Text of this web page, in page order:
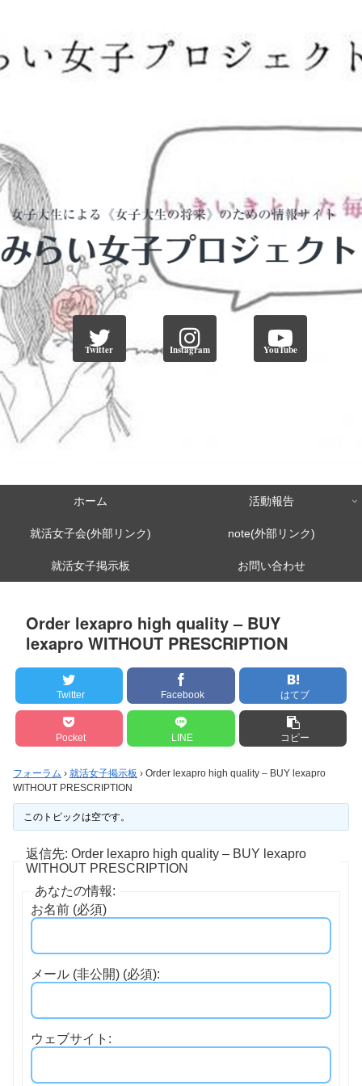
Twitter Instagram YouTube
ホーム 活動報告
就活女子会(外部リンク) note(外部リンク)
就活女子掲示板 お問い合わせ
Order lexapro high quality – BUY
lexapro WITHOUT PRESCRIPTION
Twitter Facebook はてブ
Pocket LINE コピー
フォーラム › 就活女子掲示板 › Order lexapro high quality – BUY lexapro
WITHOUT PRESCRIPTION
このトピックは空です。
返信先: Order lexapro high quality – BUY lexapro
WITHOUT PRESCRIPTION
あなたの情報:
お名前 (必須)
メール (非公開) (必須):
ウェブサイト: